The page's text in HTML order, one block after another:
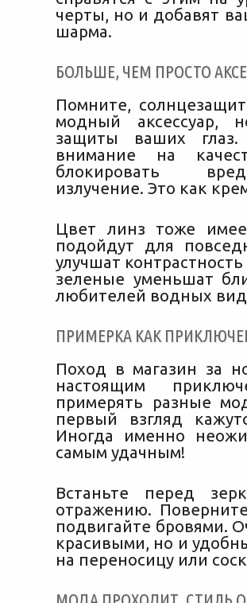
черты, но и добавят
шарма.
БОЛЬШЕ, ЧЕМ ПРОСТО
Помните,
модный аксессуар,
защиты ваших глаз.
внимание на
блокировать
излучение. Это как
Цвет линз тоже
подойдут для
улучшат
зеленые уменьшат
любителей водных
ПРИМЕРКА КАК
Поход в магазин за
настоящим
примерять разные
первый взгляд
Иногда именно
самым удачным!
Встаньте перед
отражению.
подвигайте бровями.
красивыми, но и
на переносицу или